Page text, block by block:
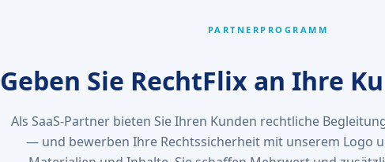
PARTNERPROGRAMM
Geben Sie RechtFlix an Ihre
Als SaaS-Partner bieten Sie Ihren Kunden rechtliche
— und bewerben Ihre Rechtssicherheit mit unserem Logo